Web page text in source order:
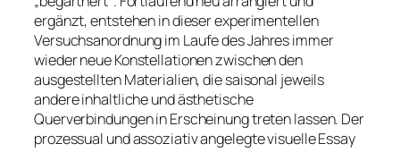
ergänzt, entstehen in dieser experimentellen
Versuchsanordnung im Laufe des Jahres immer
wieder neue Konstellationen zwischen den
ausgestellten Materialien, die saisonal jeweils
andere inhaltliche und ästhetische
Querverbindungen in Erscheinung treten lassen. Der
prozessual und assoziativ angelegte visuelle Essay